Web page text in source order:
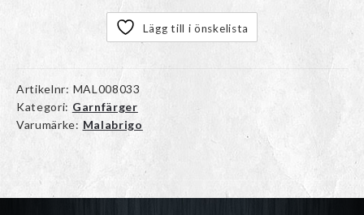
Lägg till i önskelista
Artikelnr: MAL008033
Kategori: Garnfärger
Varumärke: Malabrigo